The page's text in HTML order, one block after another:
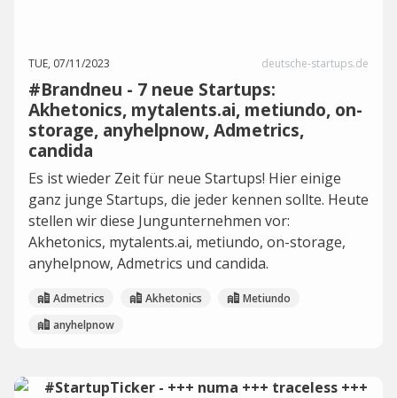
TUE, 07/11/2023 deutsche-startups.de
#Brandneu - 7 neue Startups:
Akhetonics, mytalents.ai, metiundo, on-
storage, anyhelpnow, Admetrics,
candida
Es ist wieder Zeit für neue Startups! Hier einige
ganz junge Startups, die jeder kennen sollte. Heute
stellen wir diese Jungunternehmen vor:
Akhetonics, mytalents.ai, metiundo, on-storage,
anyhelpnow, Admetrics und candida.
Admetrics Akhetonics
Metiundo
anyhelpnow